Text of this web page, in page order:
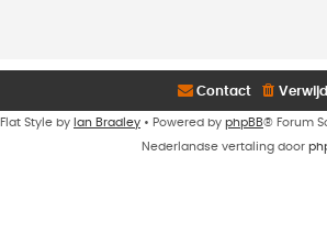
Contact
Flat Style by Ian Bradley • Powered by phpBB® Forum
Nederlandse vertaling door